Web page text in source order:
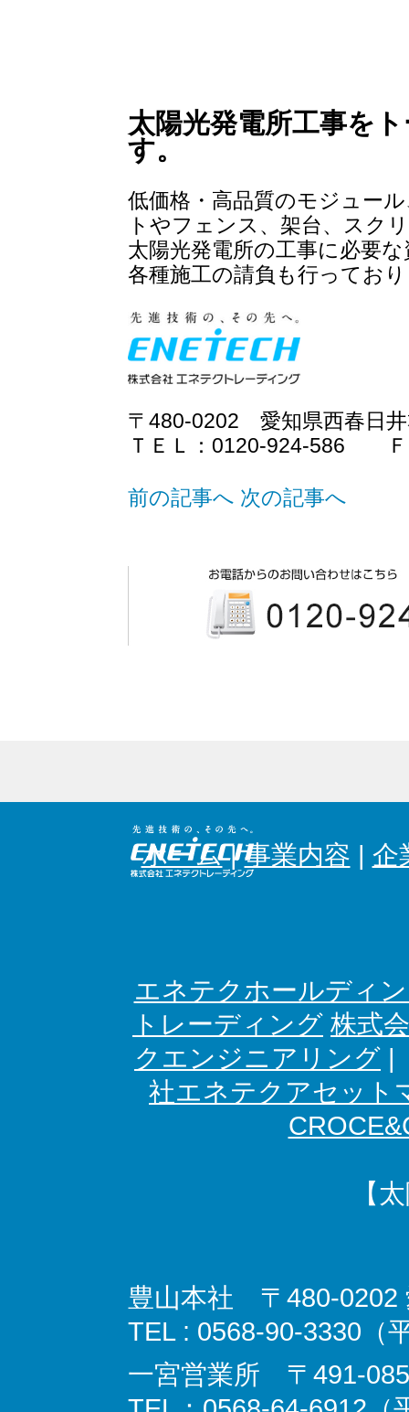
太陽光発電所工事を
す。
低価格・高品質のモジュー
トやフェンス、架台、スク
太陽光発電所の工事に必要
各種施工の請負も行ってお
〒480-0202 愛知県西春日
ＴＥＬ：0120-924-586 Ｆ
前の記事へ 次の記事へ
ホーム|事業内容 | 企
エネテクホールディ
トレーディング 株式
クエンジニアリング |
社エネテクアセット
【
豊山本社 〒480-0202
TEL : 0568-90-3330（
一宮営業所 〒491-